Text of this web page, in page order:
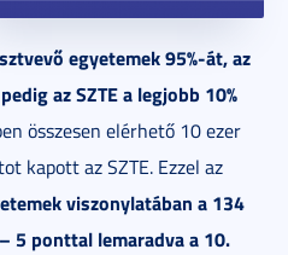
egyetemek 95%-át, az
az SZTE a legjobb 10%
összesen elérhető 10 ezer
kapott az SZTE. Ezzel az
viszonylatában a 134
5 ponttal lemaradva a 10.